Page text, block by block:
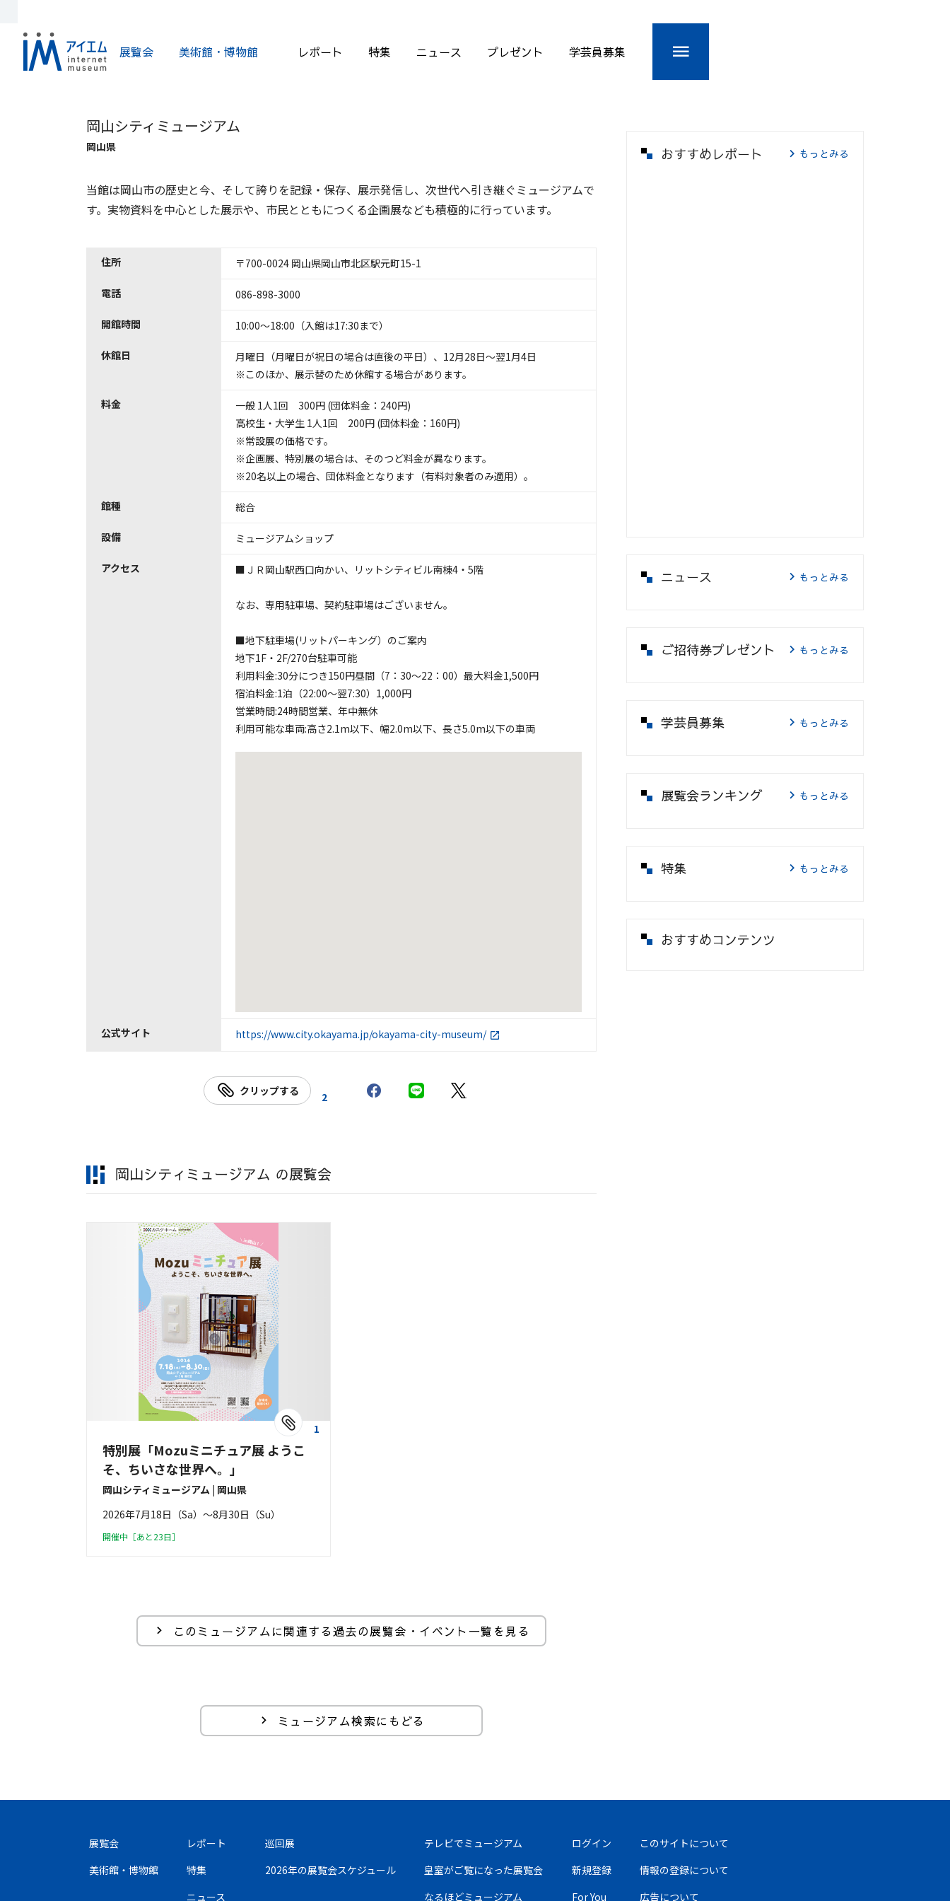
展覧会 美術館・博物館 レポート 特集 ニュース プレゼント 学芸員募集
岡山シティミュージアム
岡山県
当館は岡山市の歴史と今、そして誇りを記録・保存、展示発信し、次世代へ引き継ぐミュージアムで
す。実物資料を中心とした展示や、市民とともにつくる企画展なども積極的に行っています。
住所 〒700-0024 岡山県岡山市北区駅元町15-1
電話 086-898-3000
開館時間 10:00～18:00（入館は17:30まで）
休館日
月曜日（月曜日が祝日の場合は直後の平日）、12月28日〜翌1月4日
※このほか、展示替のため休館する場合があります。
料金
一般 1人1回 300円 (団体料金：240円)
高校生・大学生 1人1回 200円 (団体料金：160円)
※常設展の価格です。
※企画展、特別展の場合は、そのつど料金が異なります。
※20名以上の場合、団体料金となります（有料対象者のみ適用）。
館種 総合
設備 ミュージアムショップ
アクセス ■ＪＲ岡山駅西口向かい、リットシティビル南棟4・5階
なお、専用駐車場、契約駐車場はございません。
■地下駐車場(リットパーキング）のご案内
地下1F・2F/270台駐車可能
利用料金:30分につき150円昼間（7：30〜22：00）最大料金1,500円
宿泊料金:1泊（22:00〜翌7:30）1,000円
営業時間:24時間営業、年中無休
利用可能な車両:高さ2.1m以下、幅2.0m以下、長さ5.0m以下の車両
公式サイト https://www.city.okayama.jp/okayama-city-museum/
クリップする 2
岡山シティミュージアム の展覧会
1
特別展「Mozuミニチュア展 ようこ
そ、ちいさな世界へ。」
岡山シティミュージアム | 岡山県
2026年7月18日（Sa）〜8月30日（Su）
開催中［あと23日］
このミュージアムに関連する過去の展覧会・イベント一覧を見る
ミュージアム検索にもどる
おすすめレポート もっとみる
ニュース もっとみる
ご招待券プレゼント もっとみる
学芸員募集 もっとみる
展覧会ランキング もっとみる
特集 もっとみる
おすすめコンテンツ
展覧会
美術館・博物館
レポート
特集
ニュース
巡回展
2026年の展覧会スケジュール
テレビでミュージアム
皇室がご覧になった展覧会
なるほどミュージアム
ログイン
新規登録
For You
このサイトについて
情報の登録について
広告について